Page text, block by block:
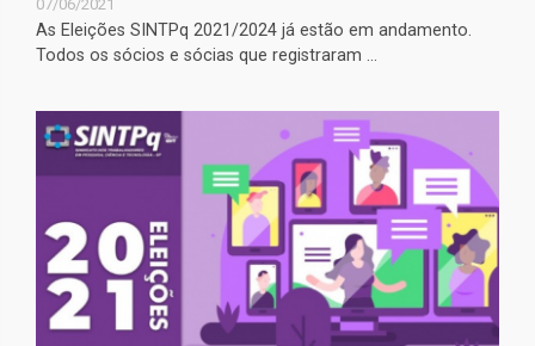
07/06/2021
As Eleições SINTPq 2021/2024 já estão em andamento.
Todos os sócios e sócias que registraram ...